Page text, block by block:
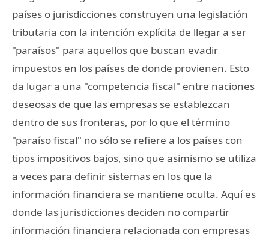
países o jurisdicciones construyen una legislación
tributaria con la intención explícita de llegar a ser
"paraísos" para aquellos que buscan evadir
impuestos en los países de donde provienen. Esto
da lugar a una "competencia fiscal" entre naciones
deseosas de que las empresas se establezcan
dentro de sus fronteras, por lo que el término
"paraíso fiscal" no sólo se refiere a los países con
tipos impositivos bajos, sino que asimismo se utiliza
a veces para definir sistemas en los que la
información financiera se mantiene oculta. Aquí es
donde las jurisdicciones deciden no compartir
información financiera relacionada con empresas